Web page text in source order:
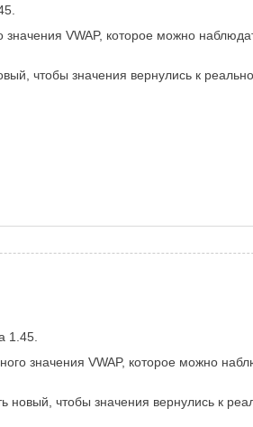
VWAP, которое можно
чтобы значения вернулись к
1.45.
значения VWAP, которое можно
новый, чтобы значения вернулись к